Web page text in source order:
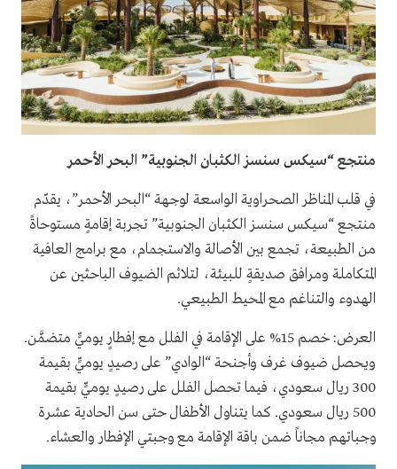
منتجع “سيكس سنسز الكثبان الجنوبية” البحر الأحمر
في قلب المناظر الصحراوية الواسعة لوجهة “البحر الأحمر”، يقدّم
منتجع “سيكس سنسز الكثبان الجنوبية” تجربة إقامةٍ مستوحاةً
من الطبيعة، تجمع بين الأصالة والاستجمام، مع برامج العافية
المتكاملة ومرافق صديقةٍ للبيئة، لتلائم الضيوف الباحثين عن
الهدوء والتناغم مع المحيط الطبيعي.
العرض: خصم 15% على الإقامة في الفلل مع إفطارٍ يوميٍّ متضمَّن.
ويحصل ضيوف غرف وأجنحة “الوادي” على رصيدٍ يوميٍّ بقيمة
300 ريال سعودي، فيما تحصل الفلل على رصيدٍ يوميٍّ بقيمة
500 ريال سعودي. كما يتناول الأطفال حتى سن الحادية عشرة
وجباتهم مجاناً ضمن باقة الإقامة مع وجبتي الإفطار والعشاء.